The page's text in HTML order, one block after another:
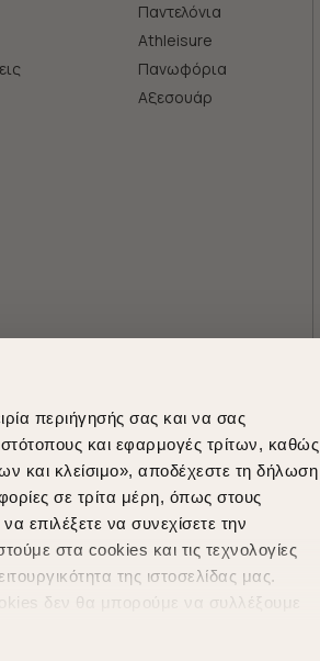
περιήγησής σας και να σας
και εφαρμογές τρίτων, καθώς
και κλείσιμο», αποδέχεστε τη δήλωση
σε τρίτα μέρη, όπως στους
επιλέξετε να συνεχίσετε την
στα cookies και τις τεχνολογίες
της ιστοσελίδας μας.
δεν θα μπορούμε να συλλέξουμε
ή να ανακαλέσετε τη συγκατάθεσή
Παντελόνια
Athleisure
Πανωφόρια
Aξεσουάρ
Shipping Methods